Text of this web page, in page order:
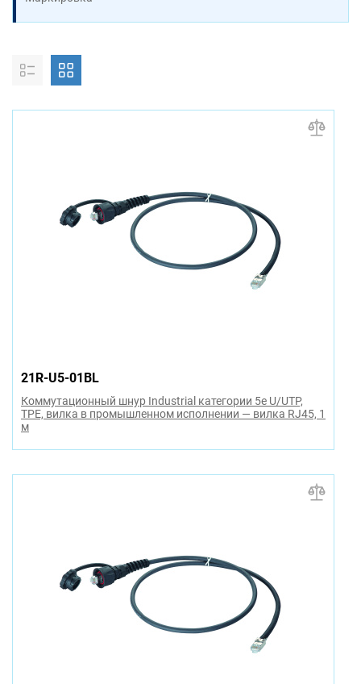
21R-U5-01BL
Коммутационный шнур Industrial категории 5e U/UTP,
TPE, вилка в промышленном исполнении — вилка RJ45, 1
м